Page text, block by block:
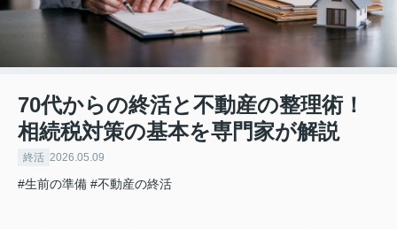
70代からの終活と不動産の整理術！
相続税対策の基本を専門家が解説
終活 2026.05.09
#生前の準備 #不動産の終活